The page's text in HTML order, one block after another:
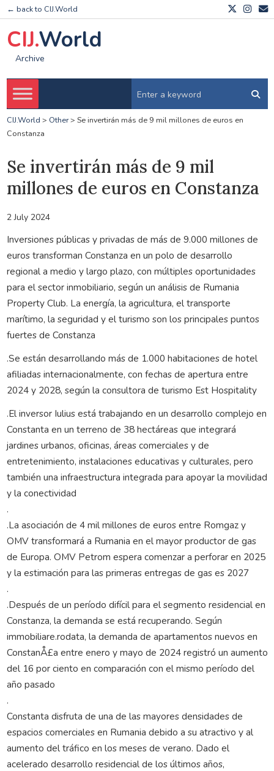
← back to CIJ.World
CIJ.World
Archive
CIJ.World > Other> Se invertirán más de 9 mil millones de euros en
Constanza
Se invertirán más de 9 mil
millones de euros en Constanza
2 July 2024
Inversiones públicas y privadas de más de 9.000 millones de
euros transforman Constanza en un polo de desarrollo
regional a medio y largo plazo, con múltiples oportunidades
para el sector inmobiliario, según un análisis de Rumania
Property Club. La energía, la agricultura, el transporte
marítimo, la seguridad y el turismo son los principales puntos
fuertes de Constanza
.Se están desarrollando más de 1.000 habitaciones de hotel
afiliadas internacionalmente, con fechas de apertura entre
2024 y 2028, según la consultora de turismo Est Hospitality
.El inversor Iulius está trabajando en un desarrollo complejo en
Constanta en un terreno de 38 hectáreas que integrará
jardines urbanos, oficinas, áreas comerciales y de
entretenimiento, instalaciones educativas y culturales, pero
también una infraestructura integrada para apoyar la movilidad
y la conectividad
.
.La asociación de 4 mil millones de euros entre Romgaz y
OMV transformará a Rumania en el mayor productor de gas
de Europa. OMV Petrom espera comenzar a perforar en 2025
y la estimación para las primeras entregas de gas es 2027
.
.Después de un período difícil para el segmento residencial en
Constanza, la demanda se está recuperando. Según
immobiliare.rodata, la demanda de apartamentos nuevos en
ConstanÅ£a entre enero y mayo de 2024 registró un aumento
del 16 por ciento en comparación con el mismo período del
año pasado
.
Constanta disfruta de una de las mayores densidades de
espacios comerciales en Rumania debido a su atractivo y al
aumento del tráfico en los meses de verano. Dado el
acelerado desarrollo residencial de los últimos años,